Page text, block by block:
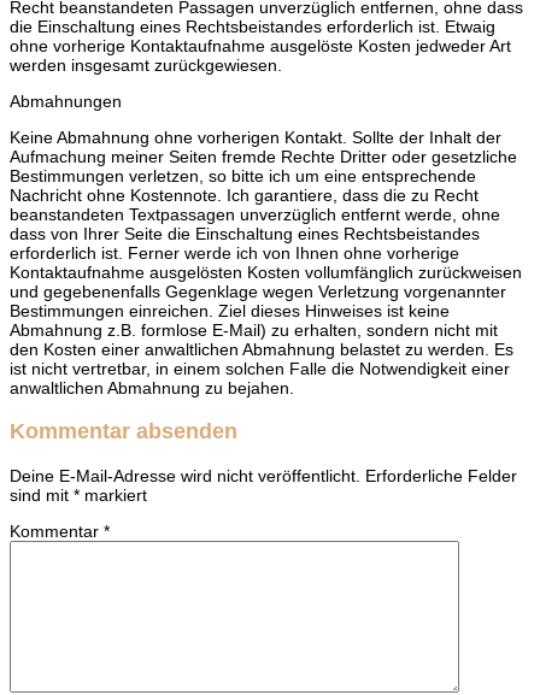
Recht beanstandeten Passagen unverzüglich entfernen, ohne dass
die Einschaltung eines Rechtsbeistandes erforderlich ist. Etwaig
ohne vorherige Kontaktaufnahme ausgelöste Kosten jedweder Art
werden insgesamt zurückgewiesen.
Abmahnungen
Keine Abmahnung ohne vorherigen Kontakt. Sollte der Inhalt der
Aufmachung meiner Seiten fremde Rechte Dritter oder gesetzliche
Bestimmungen verletzen, so bitte ich um eine entsprechende
Nachricht ohne Kostennote. Ich garantiere, dass die zu Recht
beanstandeten Textpassagen unverzüglich entfernt werde, ohne
dass von Ihrer Seite die Einschaltung eines Rechtsbeistandes
erforderlich ist. Ferner werde ich von Ihnen ohne vorherige
Kontaktaufnahme ausgelösten Kosten vollumfänglich zurückweisen
und gegebenenfalls Gegenklage wegen Verletzung vorgenannter
Bestimmungen einreichen. Ziel dieses Hinweises ist keine
Abmahnung z.B. formlose E-Mail) zu erhalten, sondern nicht mit
den Kosten einer anwaltlichen Abmahnung belastet zu werden. Es
ist nicht vertretbar, in einem solchen Falle die Notwendigkeit einer
anwaltlichen Abmahnung zu bejahen.
Kommentar absenden
Deine E-Mail-Adresse wird nicht veröffentlicht. Erforderliche Felder
sind mit * markiert
Kommentar *